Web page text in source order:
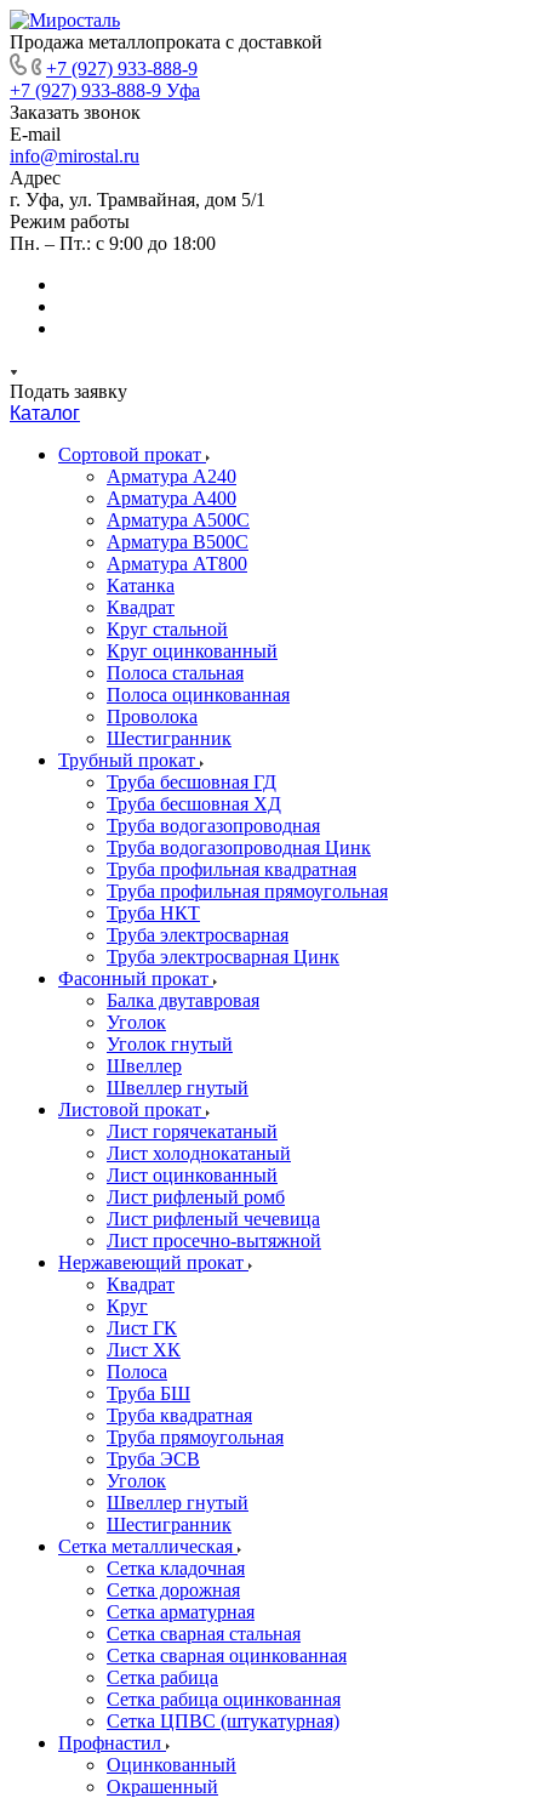
Продажа металлопроката с доставкой
+7 (927) 933-888-9
+7 (927) 933-888-9 Уфа
Заказать звонок
E-mail
info@mirostal.ru
Адрес
г. Уфа, ул. Трамвайная, дом 5/1
Режим работы
Пн. – Пт.: с 9:00 до 18:00
Подать заявку
Каталог
Сортовой прокат
Арматура А240
Арматура А400
Арматура А500C
Арматура В500С
Арматура АТ800
Катанка
Квадрат
Круг стальной
Круг оцинкованный
Полоса стальная
Полоса оцинкованная
Проволока
Шестигранник
Трубный прокат
Труба бесшовная ГД
Труба бесшовная ХД
Труба водогазопроводная
Труба водогазопроводная Цинк
Труба профильная квадратная
Труба профильная прямоугольная
Труба НКТ
Труба электросварная
Труба электросварная Цинк
Фасонный прокат
Балка двутавровая
Уголок
Уголок гнутый
Швеллер
Швеллер гнутый
Листовой прокат
Лист горячекатаный
Лист холоднокатаный
Лист оцинкованный
Лист рифленый ромб
Лист рифленый чечевица
Лист просечно-вытяжной
Нержавеющий прокат
Квадрат
Круг
Лист ГК
Лист ХК
Полоса
Труба БШ
Труба квадратная
Труба прямоугольная
Труба ЭСВ
Уголок
Швеллер гнутый
Шестигранник
Сетка металлическая
Сетка кладочная
Сетка дорожная
Сетка арматурная
Сетка сварная стальная
Сетка сварная оцинкованная
Сетка рабица
Сетка рабица оцинкованная
Сетка ЦПВС (штукатурная)
Профнастил
Оцинкованный
Окрашенный